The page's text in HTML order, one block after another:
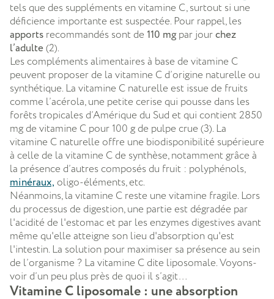
tels que des suppléments en vitamine C, surtout si une
déficience importante est suspectée. Pour rappel, les
apports recommandés sont de 110 mgpar jourchez
l’adulte(2).
Les compléments alimentaires à base de vitamine C
peuvent proposer de la vitamine C d’origine naturelle ou
synthétique. La vitamine C naturelle est issue de fruits
comme l’acérola, une petite cerise qui pousse dans les
forêts tropicales d’Amérique du Sud et qui contient 2850
mg de vitamine C pour 100 g de pulpe crue (3). La
vitamine C naturelle offre une biodisponibilité supérieure
à celle de la vitamine C de synthèse, notamment grâce à
la présence d’autres composés du fruit : polyphénols,
minéraux, oligo-éléments, etc.
Néanmoins, la vitamine C reste une vitamine fragile. Lors
du processus de digestion, une partie est dégradée par
l'acidité de l'estomac et par les enzymes digestives avant
même qu'elle atteigne son lieu d'absorption qu'est
l'intestin. La solution pour maximiser sa présence au sein
de l’organisme ? La vitamine C dite liposomale. Voyons-
voir d’un peu plus près de quoi il s’agit…
Vitamine C liposomale : une absorption